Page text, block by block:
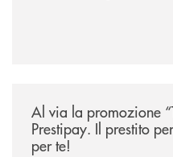
Al via la promozione
Prestipay. Il prestito
per te!